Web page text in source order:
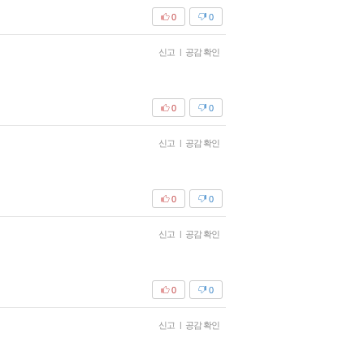
0
0
신고 | 공감 확인
0
0
신고 | 공감 확인
0
0
신고 | 공감 확인
0
0
신고 | 공감 확인